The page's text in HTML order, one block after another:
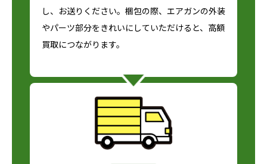
し、お送りください。梱包の際、エアガンの外装
やパーツ部分をきれいにしていただけると、高額
買取につながります。